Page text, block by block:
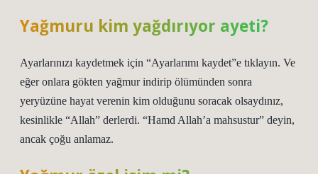
Yağmuru kim yağdırıyor ayeti?
Ayarlarınızı kaydetmek için “Ayarlarımı kaydet”e tıklayın. Ve
eğer onlara gökten yağmur indirip ölümünden sonra
yeryüzüne hayat verenin kim olduğunu soracak olsaydınız,
kesinlikle “Allah” derlerdi. “Hamd Allah’a mahsustur” deyin,
ancak çoğu anlamaz.